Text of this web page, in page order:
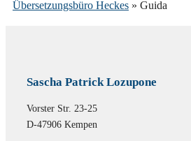
Übersetzungsbüro Heckes » Guida
Sascha Patrick Lozupone
Vorster Str. 23-25
D-47906 Kempen